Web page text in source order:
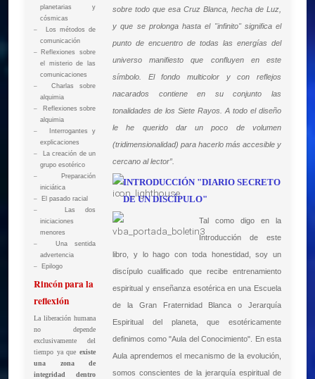
planetarias y
cósmicas
–
Los métodos de
comunicación
– Reflexiones sobre
el misterio de las
comunicaciones
–
Charlas sobre
alquimia
–
Reflexiones sobre
alquimia
–
Interrogantes y
explicaciones
–
La creación de un
grupo esotérico
–
Preparación
iniciática
–
El pasado racial
–
Las dos
iniciaciones
menores
–
Una sentida
advertencia
–
Epilogo
Rincón para la
reflexión
La liberación humana
no depende
exclusivamente del
tiempo ya que existe
una zona de
integridad dentro
sobre todo que esa Cruz Blanca, hecha de Luz,
y que se prolonga hasta el "infinito" significa el
punto de encuentro de todas las energías del
universo manifiesto que confluyen en este
símbolo. El fondo multicolor y con reflejos
nacarados contiene en su conjunto las
tonalidades de los Siete Rayos. A todo el diseño
le he querido dar un poco de volumen
(tridimensionalidad) para hacerlo más accesible y
cercano al lector”.
INTRODUCCIÓN "DIARIO SECRETO
DE UN DISCÍPULO"
Tal como digo en la
Introducción de este
libro, y lo hago con toda honestidad, soy un
discípulo cualificado que recibe entrenamiento
espiritual y enseñanza esotérica en una Escuela
de la Gran Fraternidad Blanca o Jerarquía
Espiritual del planeta, que esotéricamente
definimos como "Aula del Conocimiento". En esta
Aula aprendemos el mecanismo de la evolución,
somos conscientes de la jerarquía espiritual de